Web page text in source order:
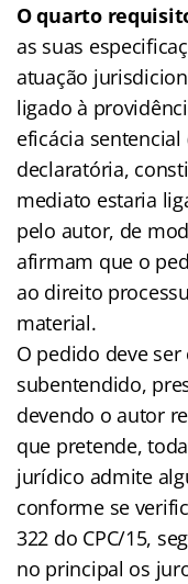
O quarto
as suas
atuação
ligado à
eficácia
declaratória,
mediato estaria
pelo autor, de
afirmam que o
ao direito
material.
O pedido deve
subentendido,
devendo o autor
que pretende,
jurídico admite
conforme se
322 do CPC/15,
no principal os